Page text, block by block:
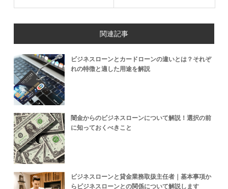
関連記事
ビジネスローンとカードローンの違いとは？それぞ
れの特徴と適した用途を解説
闇金からのビジネスローンについて解説！選択の前
に知っておくべきこと
ビジネスローンと貸金業務取扱主任者｜基本事項か
らビジネスローンとの関係について解説します